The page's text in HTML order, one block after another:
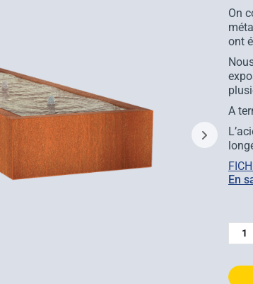
On
ont
A
En